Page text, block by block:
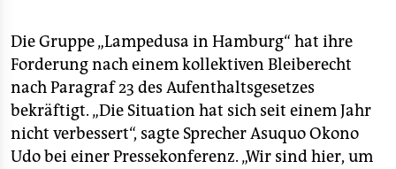
shop
fragen & hilfe
unterstützen
abo
Die Gruppe „Lampedusa in Hamburg“ hat ihre
Forderung nach einem kollektiven Bleiberecht
nach Paragraf 23 des Aufenthaltsgesetzes
bekräftigt. „Die Situation hat sich seit einem Jahr
nicht verbessert“, sagte Sprecher Asuquo Okono
Udo bei einer Pressekonferenz. „Wir sind hier, um